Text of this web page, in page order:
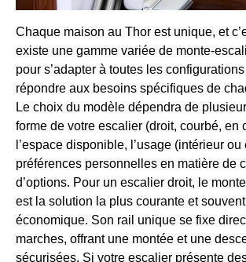
Chaque maison au Thor est unique, et
existe une gamme variée de monte-
pour s’adapter à toutes les
répondre aux besoins spécifiques de
Le choix du modèle dépendra de
forme de votre escalier (droit, courbé, en
l’espace disponible, l’usage (intérieur
préférences personnelles en matière de
d’options. Pour un escalier droit, le
est la solution la plus courante et
économique. Son rail unique se fixe
marches, offrant une montée et une
sécurisées. Si votre escalier présente